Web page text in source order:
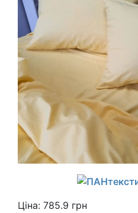
Ціна: 785.9 грн